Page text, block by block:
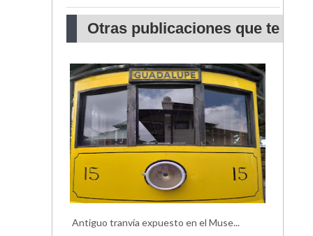
Otras publicaciones que te
Antiguo tranvía expuesto en el Muse...